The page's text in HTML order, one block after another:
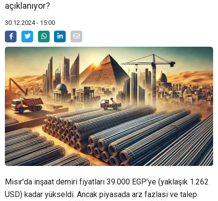
açıklanıyor?
30.12.2024 - 15:00
Mısır'da inşaat demiri fiyatları 39.000 EGP’ye (yaklaşık 1.262
USD) kadar yükseldi. Ancak piyasada arz fazlası ve talep